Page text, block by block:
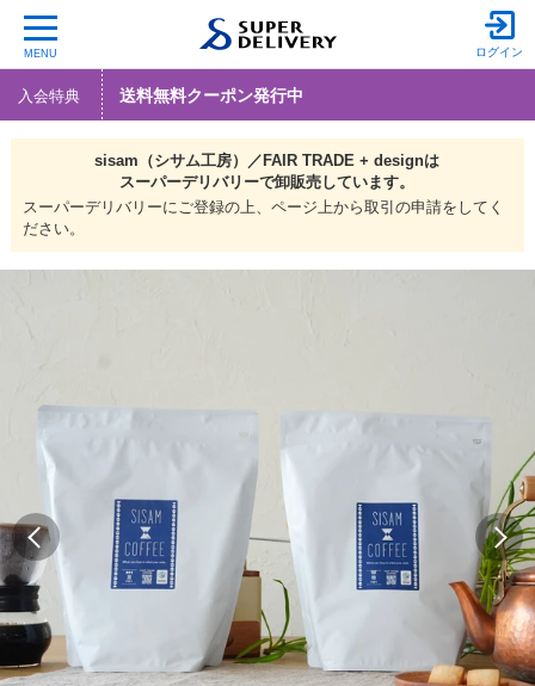
MENU ログイン
入会特典 送料無料クーポン発行中
sisam（シサム工房）／FAIR TRADE + designは
スーパーデリバリーで卸販売しています。
スーパーデリバリーにご登録の上、ページ上から取引の申請をしてく
ださい。